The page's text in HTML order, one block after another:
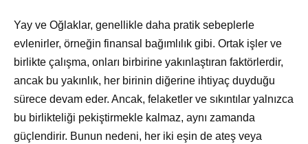
Yay ve Oğlaklar, genellikle daha pratik sebeplerle
evlenirler, örneğin finansal bağımlılık gibi. Ortak işler ve
birlikte çalışma, onları birbirine yakınlaştıran faktörlerdir,
ancak bu yakınlık, her birinin diğerine ihtiyaç duyduğu
sürece devam eder. Ancak, felaketler ve sıkıntılar yalnızca
bu birlikteliği pekiştirmekle kalmaz, aynı zamanda
güçlendirir. Bunun nedeni, her iki eşin de ateş veya